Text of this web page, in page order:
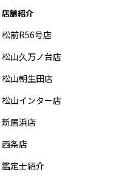
店舗紹介
松前R56号店
松山久万ノ台店
松山朝生田店
松山インター店
新居浜店
西条店
鑑定士紹介